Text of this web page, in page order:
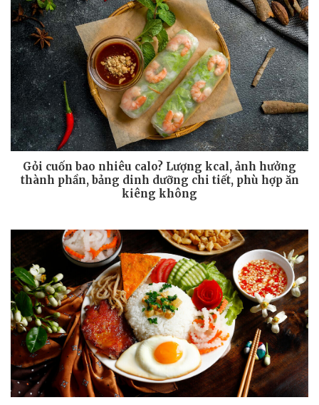
Gỏi cuốn bao nhiêu calo? Lượng kcal, ảnh hưởng
thành phần, bảng dinh dưỡng chi tiết, phù hợp ăn
kiêng không